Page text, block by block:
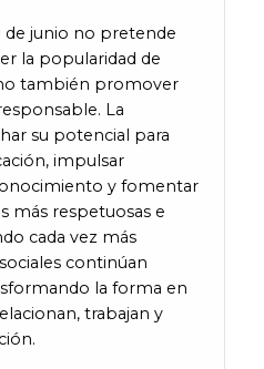
de junio no pretende
la popularidad de
también promover
La
su potencial para
impulsar
y fomentar
más respetuosas e
cada vez más
continúan
la forma en
trabajan y